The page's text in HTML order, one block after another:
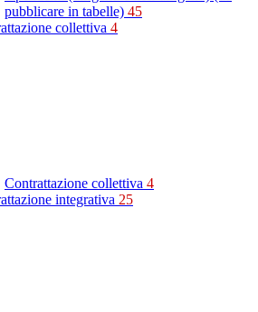
pubblicare in tabelle) 45
collettiva 4
Contrattazione collettiva 4
integrativa 25